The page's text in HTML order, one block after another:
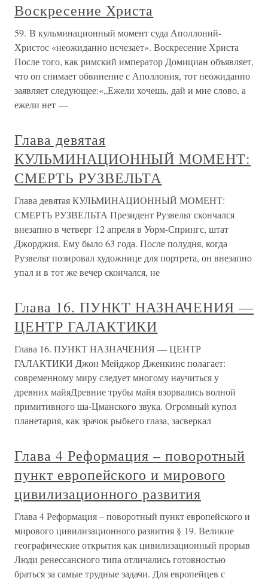
Воскресение Христа
59. В кульминационный момент суда Аполлоний-
Христос «неожиданно исчезает». Воскресение Христа
После того, как римский император Домициан объявляет,
что он снимает обвинение с Аполлония, тот неожиданно
заявляет следующее:«„Ежели хочешь, дай и мне слово, а
ежели нет —
Глава девятая
КУЛЬМИНАЦИОННЫЙ МОМЕНТ:
СМЕРТЬ РУЗВЕЛЬТА
Глава девятая КУЛЬМИНАЦИОННЫЙ МОМЕНТ:
СМЕРТЬ РУЗВЕЛЬТА Президент Рузвельт скончался
внезапно в четверг 12 апреля в Уорм-Спрингс, штат
Джорджия. Ему было 63 года. После полудня, когда
Рузвельт позировал художнице для портрета, он внезапно
упал и в тот же вечер скончался, не
Глава 16. ПУНКТ НАЗНАЧЕНИЯ —
ЦЕНТР ГАЛАКТИКИ
Глава 16. ПУНКТ НАЗНАЧЕНИЯ — ЦЕНТР
ГАЛАКТИКИ Джон Мейджор Дженкинс полагает:
современному миру следует многому научиться у
древних майяДревние трубы майя взорвались волной
примитивного ша-Цманского звука. Огромный купол
планетария, как зрачок рыбьего глаза, засверкал
Глава 4 Реформация – поворотный
пункт европейского и мирового
цивилизационного развития
Глава 4 Реформация – поворотный пункт европейского и
мирового цивилизационного развития § 19. Великие
географические открытия как цивилизационный прорыв
Люди ренессансного типа отличались готовностью
браться за самые трудные задачи. Для европейцев с